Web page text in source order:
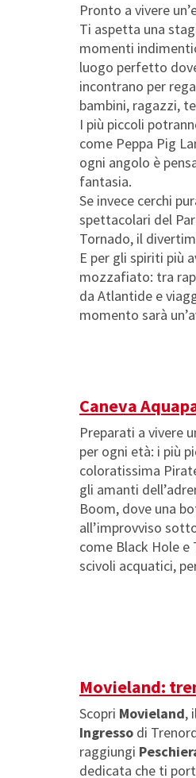
Pronto a vivere
Ti aspetta una
momenti
luogo perfetto
incontrano per
bambini, ragazzi,
I più piccoli
come Peppa Pig
ogni angolo è
fantasia.
Se invece cerchi
spettacolari del
Tornado, il
E per gli spiriti più
mozzafiato: tra
da Atlantide e
momento sarà
Caneva
Preparati a vivere
per ogni età: i più
coloratissima
gli amanti
Boom, dove una
all’improvviso
come Black Hole
scivoli acquatici,
Movieland:
Scopri Movieland,
Ingresso di
raggiungi
dedicata che ti